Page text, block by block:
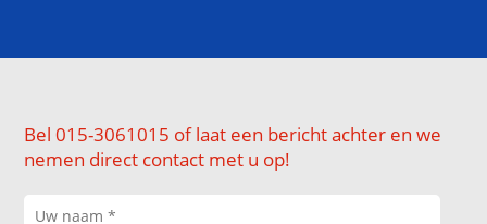
Bel 015-3061015 of laat een bericht achter en we
nemen direct contact met u op!